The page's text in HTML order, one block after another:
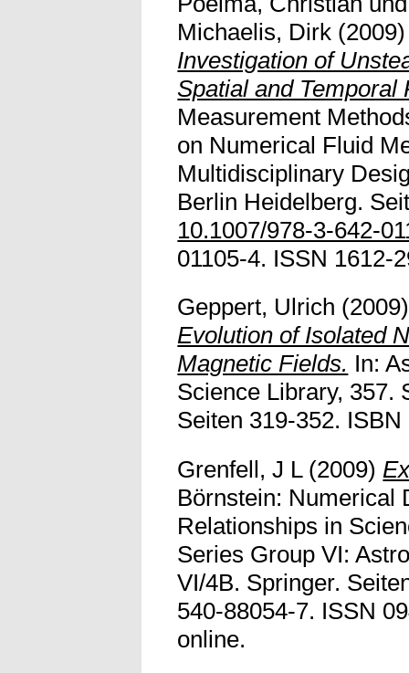
Michaelis, Dirk
Investigation of
Spatial and Temporal
Measurement
on Numerical Fluid
Multidisciplinary
Berlin Heidelberg.
10.1007/978-3-642-
01105-4. ISSN 1612-
Geppert, Ulrich
Evolution of Isolated
Magnetic Fields. In:
Science Library, 357.
Seiten 319-352.
Grenfell, J L(2009)
Börnstein: Numerical
Relationships in
Series Group VI:
VI/4B. Springer.
540-88054-7. ISSN
online.